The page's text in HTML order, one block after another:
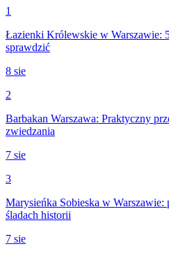
1
Łazienki Królewskie w Warszawie:
sprawdzić
8 sie
2
Barbakan Warszawa: Praktyczny
zwiedzania
7 sie
3
Marysieńka Sobieska w
śladach historii
7 sie